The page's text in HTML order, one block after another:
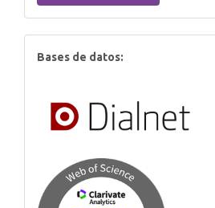
Bases de datos: